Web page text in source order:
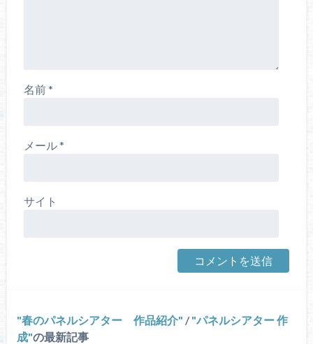
名前*
メール*
サイト
春のパネルシアター 作品紹介 / パネルシアター 作
成 の最新記事